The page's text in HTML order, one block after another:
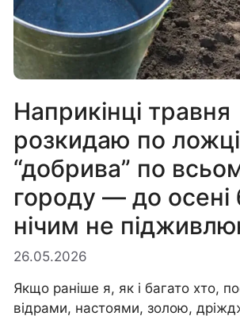
Наприкінці травня
розкидаю по ложці
“добрива” по
городу — до осені
нічим не
26.05.2026
Якщо раніше я, як і багато хто,
відрами, настоями, золою,